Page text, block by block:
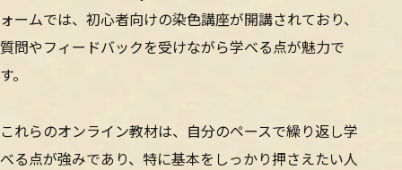
ォームでは、初心者向けの染色講座が開講されており、
質問やフィードバックを受けながら学べる点が魅力で
す。
これらのオンライン教材は、自分のペースで繰り返し学
べる点が強みであり、特に基本をしっかり押さえたい人